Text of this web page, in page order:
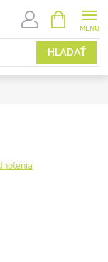
HĽADAŤ
KOŠÍK